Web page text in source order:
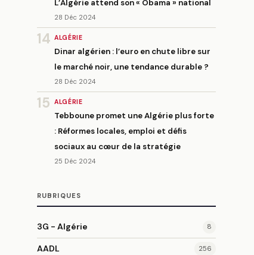
L’Algérie attend son « Obama » national
28 Déc 2024
14 ALGÉRIE
Dinar algérien : l’euro en chute libre sur
le marché noir, une tendance durable ?
28 Déc 2024
15 ALGÉRIE
Tebboune promet une Algérie plus forte
: Réformes locales, emploi et défis
sociaux au cœur de la stratégie
25 Déc 2024
RUBRIQUES
3G - Algérie 8
AADL 256